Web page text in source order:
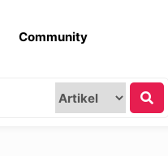
Community